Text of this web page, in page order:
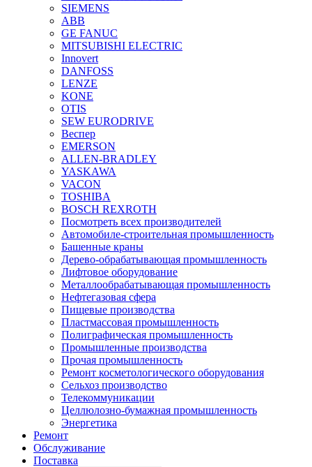
SIEMENS
ABB
GE FANUC
MITSUBISHI ELECTRIC
Innovert
DANFOSS
LENZE
KONE
OTIS
SEW EURODRIVE
Веспер
EMERSON
ALLEN-BRADLEY
YASKAWA
VACON
TOSHIBA
BOSCH REXROTH
Посмотреть всех производителей
Автомобиле-строительная промышленность
Башенные краны
Дерево-обрабатывающая промышленность
Лифтовое оборудование
Металлообрабатывающая промышленность
Нефтегазовая сфера
Пищевые производства
Пластмассовая промышленность
Полиграфическая промышленность
Промышленные производства
Прочая промышленность
Ремонт косметологического оборудования
Сельхоз производство
Телекоммуникации
Целлюлозно-бумажная промышленность
Энергетика
Ремонт
Обслуживание
Поставка